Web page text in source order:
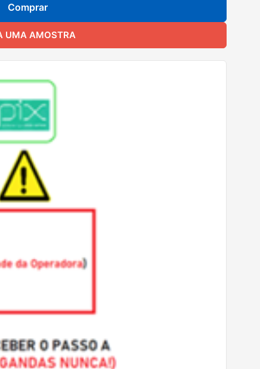
Comprar
UMA AMOSTRA